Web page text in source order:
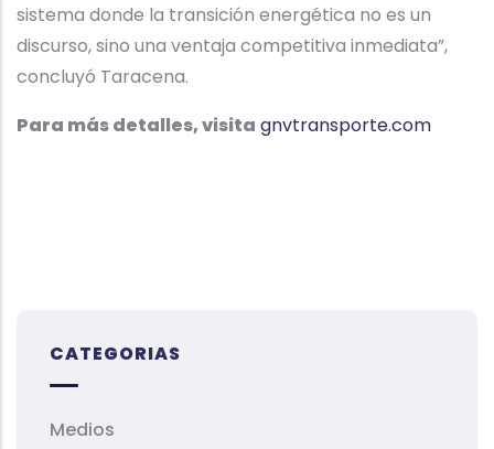
sistema donde la transición energética no es un
discurso, sino una ventaja competitiva inmediata”,
concluyó Taracena.
Para más detalles, visita gnvtransporte.com
CATEGORIAS
Medios